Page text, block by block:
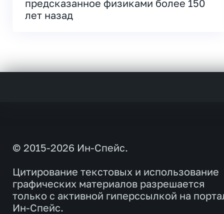
предсказанное физиками более 150
лет назад
© 2015-2026 Ин-Спейс.
Цитирование текстовых и использование
графических материалов разрешается
только с активной гиперссылкой на
Ин-Спейс.